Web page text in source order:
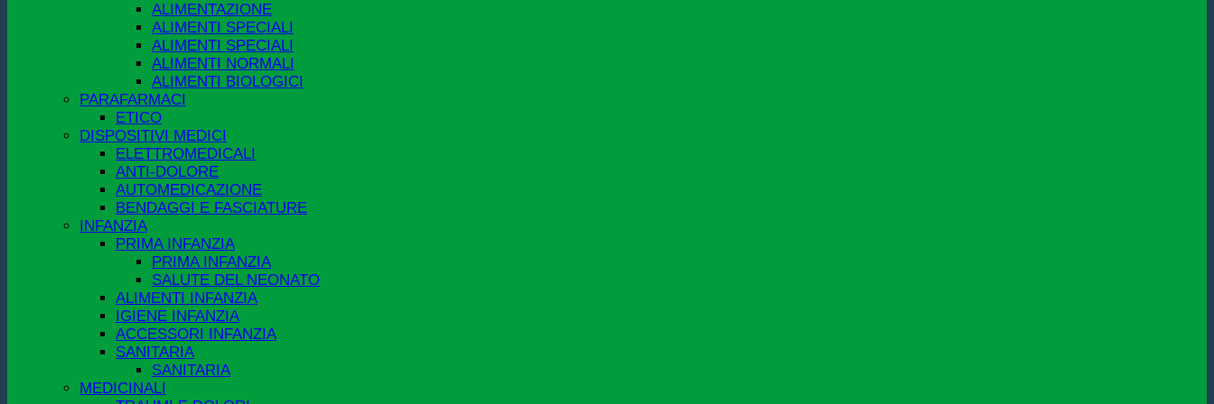
ALIMENTAZIONE
ALIMENTI SPECIALI
ALIMENTI SPECIALI
ALIMENTI NORMALI
ALIMENTI BIOLOGICI
PARAFARMACI
ETICO
DISPOSITIVI MEDICI
ELETTROMEDICALI
ANTI-DOLORE
AUTOMEDICAZIONE
BENDAGGI E FASCIATURE
INFANZIA
PRIMA INFANZIA
PRIMA INFANZIA
SALUTE DEL NEONATO
ALIMENTI INFANZIA
IGIENE INFANZIA
ACCESSORI INFANZIA
SANITARIA
SANITARIA
MEDICINALI